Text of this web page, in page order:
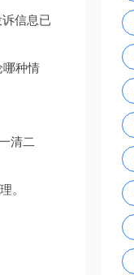
信息已
哪种情
清二
。